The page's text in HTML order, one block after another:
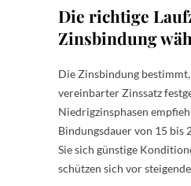
Die richtige
Zinsbindung
Die Zinsbindung
vereinbarter Zinssatz
Niedrigzinsphasen
Bindungsdauer von 15 bis
Sie sich günstige
schützen sich vor